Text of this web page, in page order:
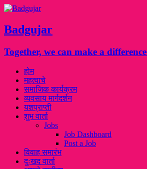
Badgujar
Together, we can make a
होम
महत्वाचे
समाजिक कार्यक्रम
व्यवसाय मार्गदर्शन
यशप्राप्ती
शुभ वार्ता
Jobs
Job Dashboard
Post a Job
विवाह समारंभ
दुःखद वार्ता